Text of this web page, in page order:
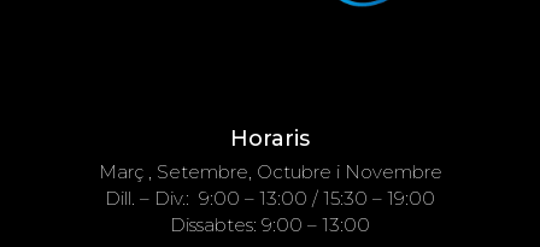
Horaris
Març , Setembre, Octubre i Novembre
Dill. – Div.: 9:00 – 13:00 / 15:30 – 19:00
Dissabtes: 9:00 – 13:00